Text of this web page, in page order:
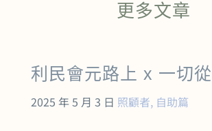
更多文章
利民會元路上 x 一切
2025 年 5 月 3 日 照顧者, 自助篇